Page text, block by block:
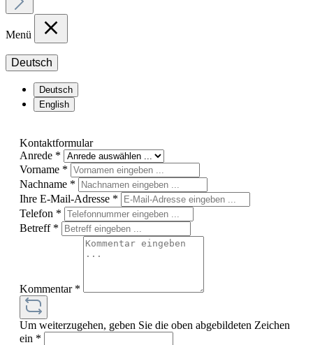
Menü
Deutsch
Deutsch
English
Kontaktformular
Anrede *
Vorname *
Nachname *
Ihre E-Mail-Adresse *
Telefon *
Betreff *
Kommentar *
Um weiterzugehen, geben Sie die oben abgebildeten Zeichen
ein *